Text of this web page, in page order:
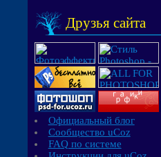
Друзья сайта
Официальный блог
Сообщество uCoz
FAQ по системе